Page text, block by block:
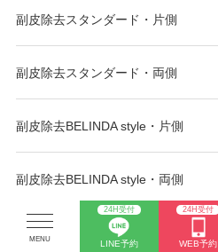
副皮除去スタンダード・片側
副皮除去スタンダード・両側
副皮除去BELINDA style・片側
副皮除去BELINDA style・両側
24H受付
LINE予約
24H受付
WEB予約